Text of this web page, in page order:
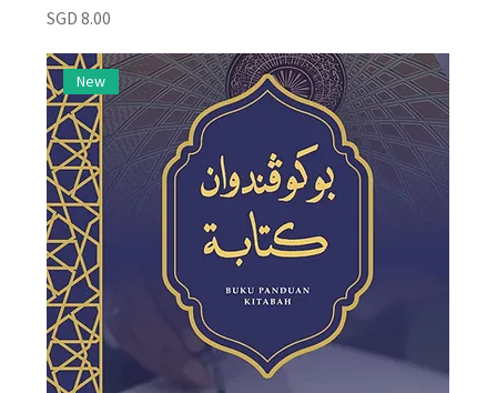
Price
SGD 8.00
New